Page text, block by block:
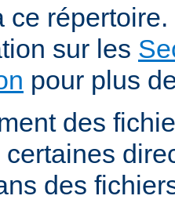
ce répertoire.
sur les
pour plus
des
des